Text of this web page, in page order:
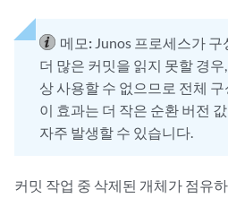
메모: Junos 프로세스가
더 많은 커밋을 읽지 못할 경우
상 사용할 수 없으므로 전체
이 효과는 더 작은 순환 버전
자주 발생할 수 있습니다.
커밋 작업 중 삭제된 개체가 점유